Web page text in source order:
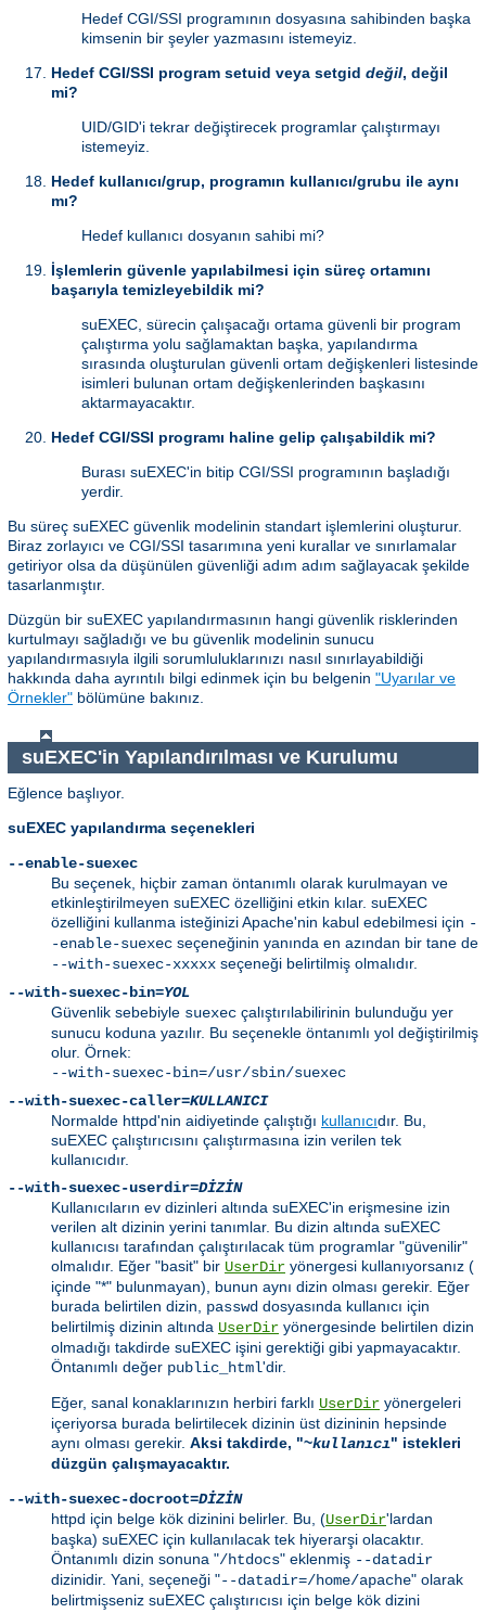
Hedef CGI/SSI programının dosyasına sahibinden başka
kimsenin bir şeyler yazmasını istemeyiz.
Hedef CGI/SSI program setuid veya setgid değil, değil
mi?
UID/GID'i tekrar değiştirecek programlar çalıştırmayı
istemeyiz.
Hedef kullanıcı/grup, programın kullanıcı/grubu ile aynı
mı?
Hedef kullanıcı dosyanın sahibi mi?
İşlemlerin güvenle yapılabilmesi için süreç ortamını
başarıyla temizleyebildik mi?
suEXEC, sürecin çalışacağı ortama güvenli bir program
çalıştırma yolu sağlamaktan başka, yapılandırma
sırasında oluşturulan güvenli ortam değişkenleri listesinde
isimleri bulunan ortam değişkenlerinden başkasını
aktarmayacaktır.
Hedef CGI/SSI programı haline gelip çalışabildik mi?
Burası suEXEC'in bitip CGI/SSI programının başladığı
yerdir.
Bu süreç suEXEC güvenlik modelinin standart işlemlerini oluşturur.
Biraz zorlayıcı ve CGI/SSI tasarımına yeni kurallar ve sınırlamalar
getiriyor olsa da düşünülen güvenliği adım adım sağlayacak şekilde
tasarlanmıştır.
Düzgün bir suEXEC yapılandırmasının hangi güvenlik risklerinden
kurtulmayı sağladığı ve bu güvenlik modelinin sunucu
yapılandırmasıyla ilgili sorumluluklarınızı nasıl sınırlayabildiği
hakkında daha ayrıntılı bilgi edinmek için bu belgenin "Uyarılar ve
Örnekler" bölümüne bakınız.
suEXEC'in Yapılandırılması ve Kurulumu
Eğlence başlıyor.
suEXEC yapılandırma seçenekleri
--enable-suexec
Bu seçenek, hiçbir zaman öntanımlı olarak kurulmayan ve
etkinleştirilmeyen suEXEC özelliğini etkin kılar. suEXEC
özelliğini kullanma isteğinizi Apache'nin kabul edebilmesi için -
-enable-suexec seçeneğinin yanında en azından bir tane de
--with-suexec-xxxxx seçeneği belirtilmiş olmalıdır.
--with-suexec-bin=YOL
Güvenlik sebebiyle suexec çalıştırılabilirinin bulunduğu yer
sunucu koduna yazılır. Bu seçenekle öntanımlı yol değiştirilmiş
olur. Örnek:
--with-suexec-bin=/usr/sbin/suexec
--with-suexec-caller=KULLANICI
Normalde httpd'nin aidiyetinde çalıştığı kullanıcıdır. Bu,
suEXEC çalıştırıcısını çalıştırmasına izin verilen tek
kullanıcıdır.
--with-suexec-userdir=DİZİN
Kullanıcıların ev dizinleri altında suEXEC'in erişmesine izin
verilen alt dizinin yerini tanımlar. Bu dizin altında suEXEC
kullanıcısı tarafından çalıştırılacak tüm programlar "güvenilir"
olmalıdır. Eğer "basit" bir UserDir yönergesi kullanıyorsanız (
içinde "*" bulunmayan), bunun aynı dizin olması gerekir. Eğer
burada belirtilen dizin, passwd dosyasında kullanıcı için
belirtilmiş dizinin altında UserDir yönergesinde belirtilen dizin
olmadığı takdirde suEXEC işini gerektiği gibi yapmayacaktır.
Öntanımlı değer public_html'dir.
Eğer, sanal konaklarınızın herbiri farklı UserDir yönergeleri
içeriyorsa burada belirtilecek dizinin üst dizininin hepsinde
aynı olması gerekir. Aksi takdirde, "~kullanıcı" istekleri
düzgün çalışmayacaktır.
--with-suexec-docroot=DİZİN
httpd için belge kök dizinini belirler. Bu, (UserDir'lardan
başka) suEXEC için kullanılacak tek hiyerarşi olacaktır.
Öntanımlı dizin sonuna "/htdocs" eklenmiş --datadir
dizinidir. Yani, seçeneği "--datadir=/home/apache" olarak
belirtmişseniz suEXEC çalıştırıcısı için belge kök dizini